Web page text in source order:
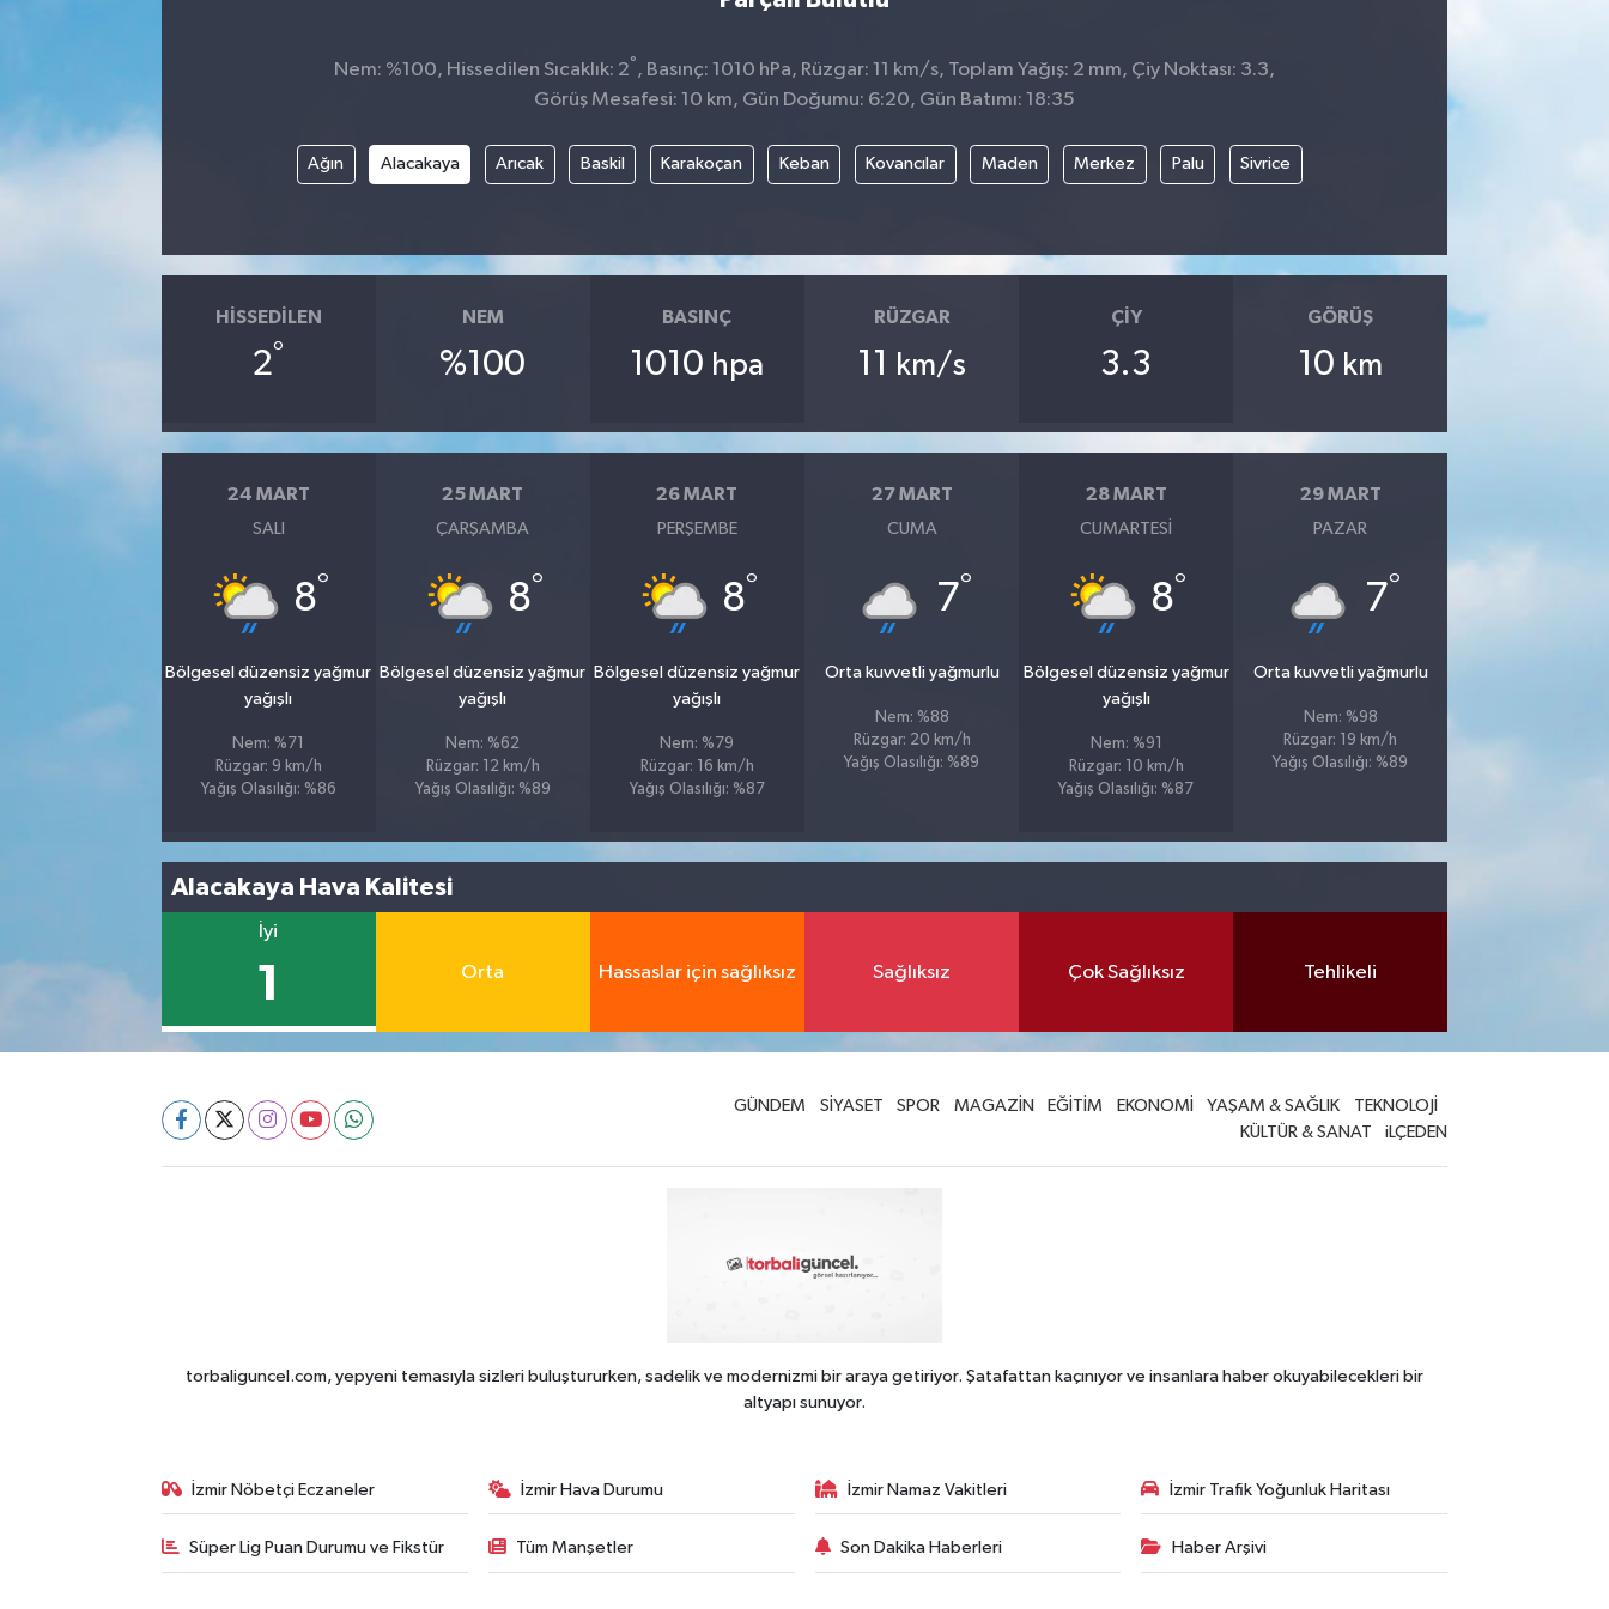
Nem: %100, Hissedilen Sıcaklık: 2° , Basınç: 1010 hPa, Rüzgar: 11 km/s, Toplam Yağış: 2 mm, Çiy Noktası: 3.3,
Görüş Mesafesi: 10 km, Gün Doğumu: 6:20, Gün Batımı: 18:35
Ağın Alacakaya Arıcak Baskil Karakoçan Keban Kovancılar Maden Merkez Palu Sivrice
HISSEDILEN
2°
NEM
%100
BASINÇ
1010 hpa
RÜZGAR
11 km/s
ÇIY
3.3
GÖRÜŞ
10 km
24 MART
SALI
8°
Bölgesel düzensiz yağmur
yağışlı
Nem: %71
Rüzgar: 9 km/h
Yağış Olasılığı: %86
25 MART
ÇARŞAMBA
8°
Bölgesel düzensiz yağmur
yağışlı
Nem: %62
Rüzgar: 12 km/h
Yağış Olasılığı: %89
26 MART
PERŞEMBE
8°
Bölgesel düzensiz yağmur
yağışlı
Nem: %79
Rüzgar: 16 km/h
Yağış Olasılığı: %87
27 MART
CUMA
7°
Orta kuvvetli yağmurlu
Nem: %88
Rüzgar: 20 km/h
Yağış Olasılığı: %89
28 MART
CUMARTESI
8°
Bölgesel düzensiz yağmur
yağışlı
Nem: %91
Rüzgar: 10 km/h
Yağış Olasılığı: %87
29 MART
PAZAR
7°
Orta kuvvetli yağmurlu
Nem: %98
Rüzgar: 19 km/h
Yağış Olasılığı: %89
Alacakaya Hava Kalitesi
İyi
1 Orta Hassaslar için sağlıksız Sağlıksız Çok Sağlıksız Tehlikeli
GÜNDEM SİYASET SPOR MAGAZİN EĞİTİM EKONOMİ YAŞAM & SAĞLIK
TEKNOLOJİ
KÜLTÜR & SANAT
iLÇEDEN
torbaliguncel.com, yepyeni temasıyla sizleri buluştururken, sadelik ve modernizmi bir araya getiriyor. Şatafattan kaçınıyor ve insanlara haber okuyabilecekleri bir
altyapı sunuyor.
İzmir Nöbetçi Eczaneler İzmir Hava Durumu İzmir Namaz Vakitleri İzmir Trafik Yoğunluk Haritası
Süper Lig Puan Durumu ve Fikstür Tüm Manşetler Son Dakika Haberleri Haber Arşivi